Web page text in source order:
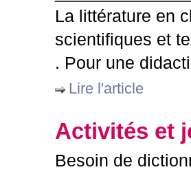
La littérature en
scientifiques et
. Pour une
Lire l'article
Activités et
Besoin de